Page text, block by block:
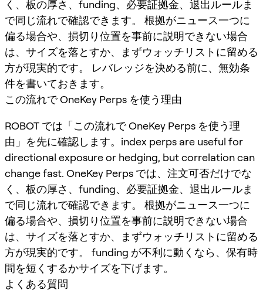
く、板の厚さ、funding、必要証拠金、退出ルールま
で同じ流れで確認できます。 根拠がニュース一つに
偏る場合や、損切り位置を事前に説明できない場合
は、サイズを落とすか、まずウォッチリストに留める
方が現実的です。 レバレッジを決める前に、無効条
件を書いておきます。
この流れで OneKey Perps を使う理由
ROBOT では「この流れで OneKey Perps を使う理
由」を先に確認します。index perps are useful for
directional exposure or hedging, but correlation can
change fast. OneKey Perps では、注文可否だけでな
く、板の厚さ、funding、必要証拠金、退出ルールま
で同じ流れで確認できます。 根拠がニュース一つに
偏る場合や、損切り位置を事前に説明できない場合
は、サイズを落とすか、まずウォッチリストに留める
方が現実的です。 funding が不利に動くなら、保有時
間を短くするかサイズを下げます。
よくある質問